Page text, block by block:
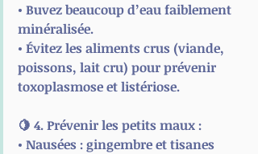
• Buvez beaucoup d’eau faiblement
minéralisée.
• Évitez les aliments crus (viande,
poissons, lait cru) pour prévenir
toxoplasmose et listériose.
🍋 4. Prévenir les petits maux :
• Nausées : gingembre et tisanes